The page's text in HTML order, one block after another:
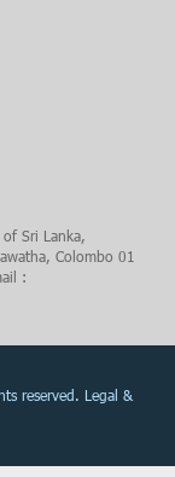
Sri Lanka,
Colombo 01
:
reserved. Legal &